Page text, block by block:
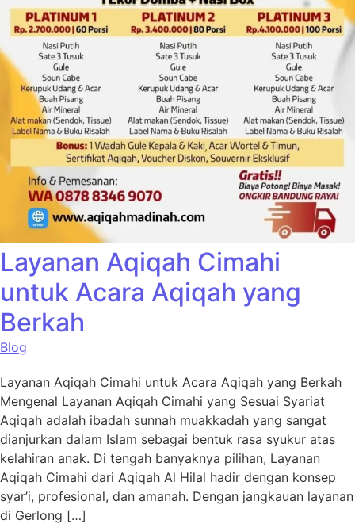
Layanan Aqiqah Cimahi
untuk Acara Aqiqah yang
Berkah
Blog
Layanan Aqiqah Cimahi untuk Acara Aqiqah yang Berkah
Mengenal Layanan Aqiqah Cimahi yang Sesuai Syariat
Aqiqah adalah ibadah sunnah muakkadah yang sangat
dianjurkan dalam Islam sebagai bentuk rasa syukur atas
kelahiran anak. Di tengah banyaknya pilihan, Layanan
Aqiqah Cimahi dari Aqiqah Al Hilal hadir dengan konsep
syar’i, profesional, dan amanah. Dengan jangkauan layanan
di Gerlong […]